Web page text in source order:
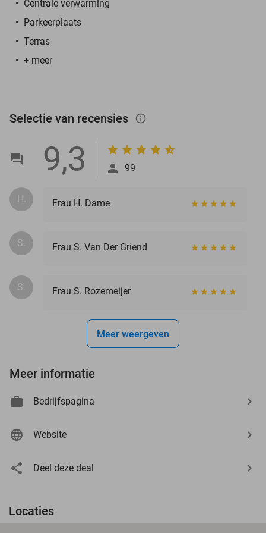
Centrale verwarming
Parkeerplaats
Terras
+ meer
Selectie van recensies info_outlined
9,3 99
H. Frau H. Dame
S. Frau S. Van Der Griend
S. Frau S. Rozemeijer
Meer weergeven
Meer informatie
Bedrijfspagina
Website
Deel deze deal
Locaties